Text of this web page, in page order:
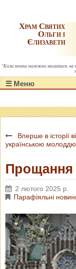
Храм Святих
Ольги і
Єлизавети
"Коли хочеш належно молитися, не
Вперше в історії
українською молоддю
Прощання
2 лютого 2025 р.
Парафіяльні